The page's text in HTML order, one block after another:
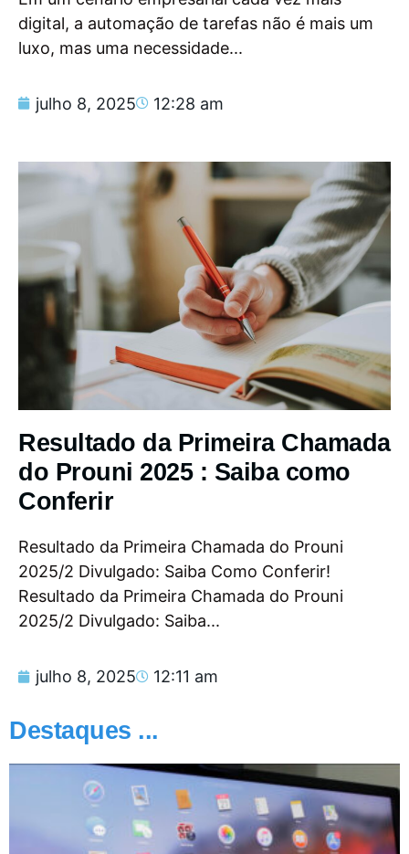
digital, a automação de tarefas não é mais um
luxo, mas uma necessidade...
julho 8, 2025 12:28 am
Resultado da Primeira Chamada
do Prouni 2025 : Saiba como
Conferir
Resultado da Primeira Chamada do Prouni
2025/2 Divulgado: Saiba Como Conferir!
Resultado da Primeira Chamada do Prouni
2025/2 Divulgado: Saiba...
julho 8, 2025 12:11 am
Destaques ...